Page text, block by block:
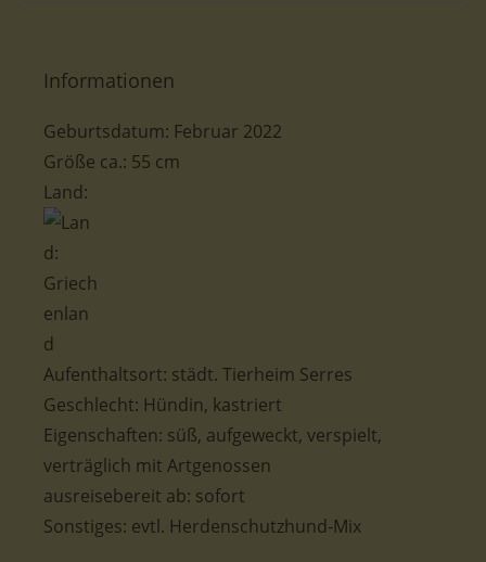
Informationen
Geburtsdatum: Februar 2022
Größe ca.: 55 cm
Land:
Aufenthaltsort: städt. Tierheim Serres
Geschlecht: Hündin, kastriert
Eigenschaften: süß, aufgeweckt, verspielt,
verträglich mit Artgenossen
ausreisebereit ab: sofort
Sonstiges: evtl. Herdenschutzhund-Mix